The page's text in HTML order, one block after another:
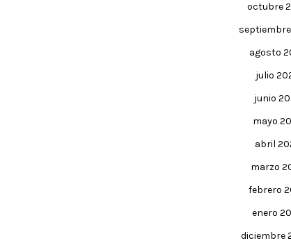
octubre
septiembre
agosto
julio
junio
mayo
abril
marzo
febrero
enero
diciembre